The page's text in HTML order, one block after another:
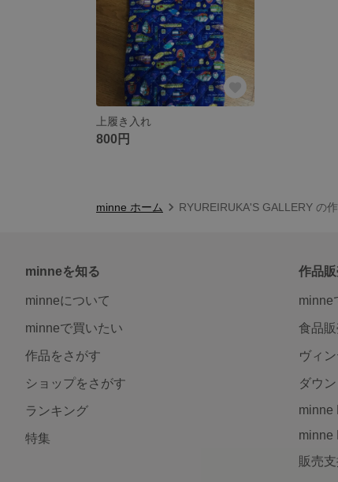
上履き入れ
800円
minne ホーム RYUREIRUKA'S GALLERY の
minneを知る
minneについて
minneで買いたい
作品をさがす
ショップをさがす
ランキング
特集
作品
minne
食品
ヴィ
ダウ
minne
minne
販売